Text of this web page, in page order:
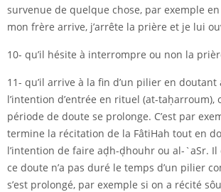
survenue de quelque chose, par exemple
mon frère arrive, j’arrête la prière et je lui
10- qu’il hésite à interrompre ou non la
11- qu’il arrive à la fin d’un pilier en doutant
l’intention d’entrée en rituel (at-taḥarroum),
période de doute se prolonge. C’est par
termine la récitation de la FâtiHah tout en
l’intention de faire aḍh-ḍhouhr ou al-`aSr. Il
ce doute n’a pas duré le temps d’un pilier
s’est prolongé, par exemple si on a récité